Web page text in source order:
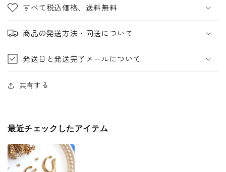
すべて税込価格、送料無料
商品の発送方法・同送について
発送日と発送完了メールについて
共有する
最近チェックしたアイテム